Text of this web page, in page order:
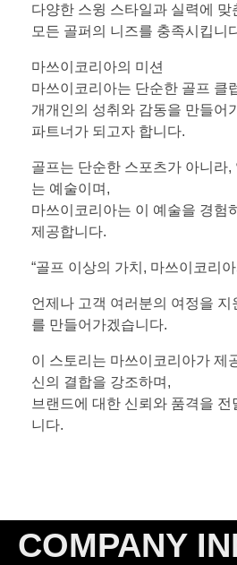
다양한 스윙 스타일과 실력에 맞
모든 골퍼의 니즈를 충족시킵니
마쓰이코리아의 미션
마쓰이코리아는 단순한 골프 클
개개인의 성취와 감동을 만들어
파트너가 되고자 합니다.
골프는 단순한 스포츠가 아니라
는 예술이며,
마쓰이코리아는 이 예술을 경험
제공합니다.
“골프 이상의 가치, 마쓰이코리
언제나 고객 여러분의 여정을 지
를 만들어가겠습니다.
이 스토리는 마쓰이코리아가 제
신의 결합을 강조하며,
브랜드에 대한 신뢰와 품격을
니다.
COMPANY